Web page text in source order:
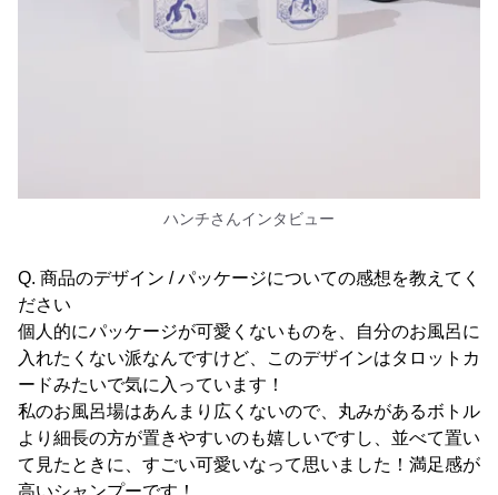
ハンチさんインタビュー
Q. 商品のデザイン / パッケージについての感想を教えてく
ださい
個人的にパッケージが可愛くないものを、自分のお風呂に
入れたくない派なんですけど、このデザインはタロットカ
ードみたいで気に入っています！
私のお風呂場はあんまり広くないので、丸みがあるボトル
より細長の方が置きやすいのも嬉しいですし、並べて置い
て見たときに、すごい可愛いなって思いました！満足感が